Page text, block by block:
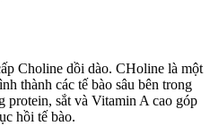
Choline dồi dào. CHoline là một
thành các tế bào sâu bên trong
protein, sắt và Vitamin A cao góp
hồi tế bào.